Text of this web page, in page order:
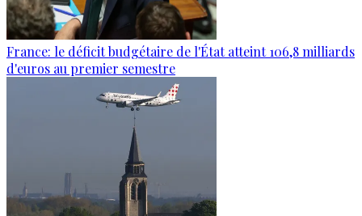
France: le déficit budgétaire de l'État atteint 106,8 milliards
d'euros au premier semestre